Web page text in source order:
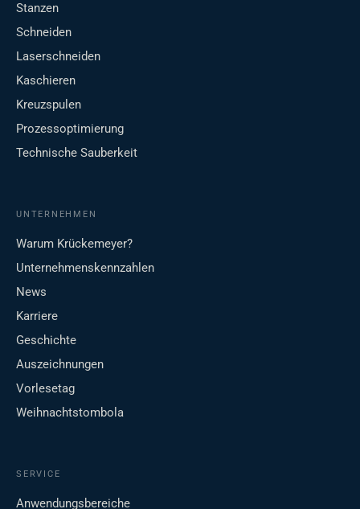
Stanzen
Schneiden
Laserschneiden
Kaschieren
Kreuzspulen
Prozessoptimierung
Technische Sauberkeit
UNTERNEHMEN
Warum Krückemeyer?
Unternehmenskennzahlen
News
Karriere
Geschichte
Auszeichnungen
Vorlesetag
Weihnachtstombola
SERVICE
Anwendungsbereiche